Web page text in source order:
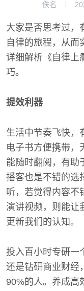
佚名
大家是否思考过，
自律的旅程，从而
详细解析《自律上
巧。
提效利器
生活中节奏飞快，
电子书方便携带，
能随时翻阅，有助
播客也是不错的选
听，若觉得内容不
演讲视频，则能让
更新我们的认知。
投入百小时专研一
还是钻研商业财经
90%的人。养成高